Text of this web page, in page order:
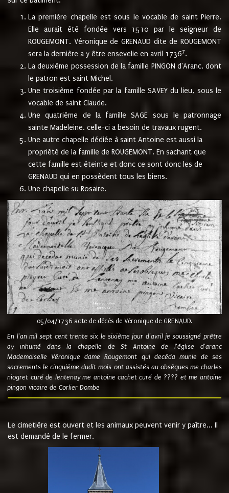
La première chapelle est sous le vocable de saint Pierre.
Elle aurait été fondée vers 1510 par le seigneur de
ROUGEMONT. Véronique de GRENAUD dite de ROUGEMONT
sera la dernière a y être ensevelie en avril 17367.
La deuxième possession de la famille PINGON d'Aranc, dont
le patron est saint Michel.
Une troisième fondée par la famille SAVEY du lieu, sous le
vocable de saint Claude.
Une quatrième de la famille SAGE sous le patronnage
sainte Madeleine. celle-ci a besoin de travaux rugent.
Une autre chapelle dédiée à saint Antoine est aussi la
propriété de la famille de ROUGEMONT. En sachant que
cette famille est éteinte et donc ce sont donc les de
GRENAUD qui en possèdent tous les biens.
Une chapelle su Rosaire.
05/04/1736 acte de décès de Véronique de GRENAUD.
En l'an mil sept cent trente six le sixième jour d'avril je soussigné prêtre
ay inhumé dans la chapelle de St Antoine de l'église d'aranc
Mademoiselle Véronique dame Rougemont qui decéda munie de ses
sacrements le cinquième dudit mois ont assistés au obsèques me charles
niogret curé de lentenay me antoine cachet curé de ???? et me antoine
pingon vicaire de Corlier Dombe
Le cimetière est ouvert et les animaux peuvent venir y paître... Il
est demandé de le fermer.